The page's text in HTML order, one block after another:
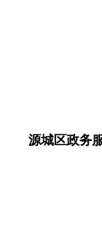
源城区政务